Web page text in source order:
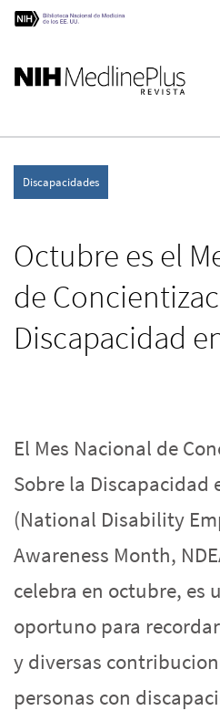
Discapacidades
Octubre es el
de
Discapacidad
El Mes Nacional de
Sobre la Discapacidad
(National Disability
Awareness Month,
celebra en octubre, es
oportuno para
y diversas
personas con